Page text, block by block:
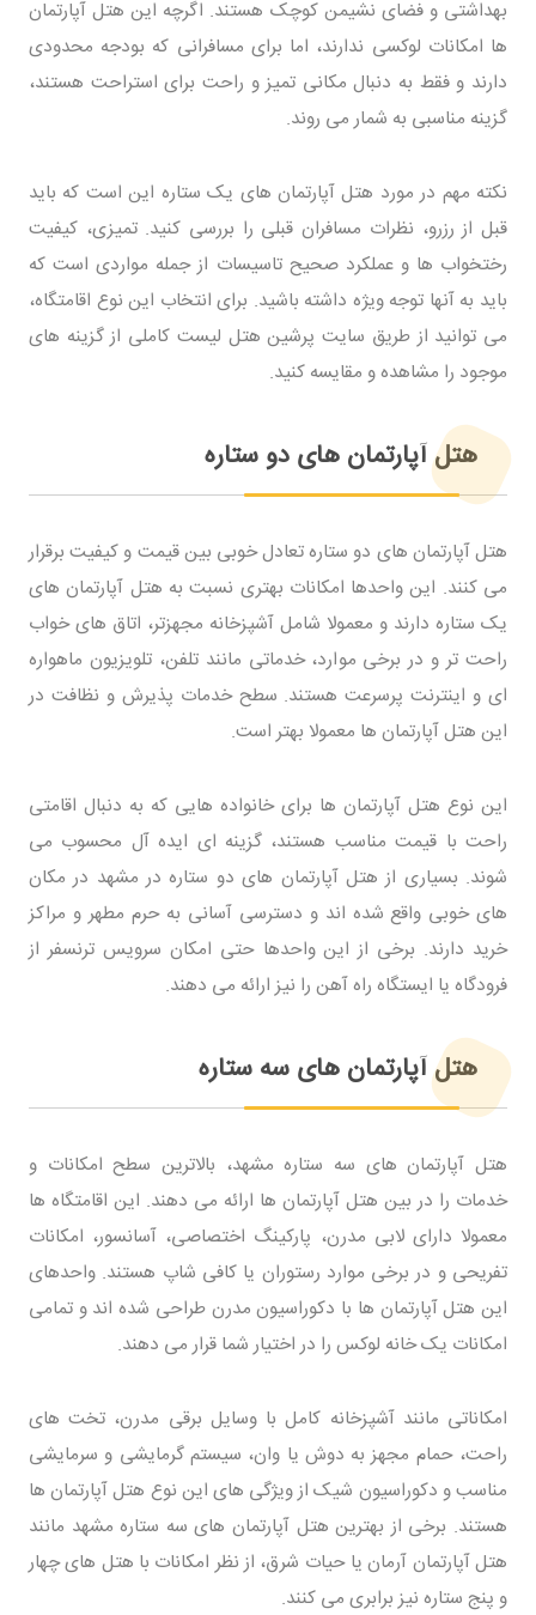
بهداشتی و فضای نشیمن کوچک هستند. اگرچه این هتل آپارتمان
ها امکانات لوکسی ندارند، اما برای مسافرانی که بودجه محدودی
دارند و فقط به دنبال مکانی تمیز و راحت برای استراحت هستند،
گزینه مناسبی به شمار می روند.
نکته مهم در مورد هتل آپارتمان های یک ستاره این است که باید
قبل از رزرو، نظرات مسافران قبلی را بررسی کنید. تمیزی، کیفیت
رختخواب ها و عملکرد صحیح تاسیسات از جمله مواردی است که
باید به آنها توجه ویژه داشته باشید. برای انتخاب این نوع اقامتگاه،
می توانید از طریق سایت پرشین هتل لیست کاملی از گزینه های
موجود را مشاهده و مقایسه کنید.
هتل آپارتمان های دو ستاره
هتل آپارتمان های دو ستاره تعادل خوبی بین قیمت و کیفیت برقرار
می کنند. این واحدها امکانات بهتری نسبت به هتل آپارتمان های
یک ستاره دارند و معمولا شامل آشپزخانه مجهزتر، اتاق های خواب
راحت تر و در برخی موارد، خدماتی مانند تلفن، تلویزیون ماهواره
ای و اینترنت پرسرعت هستند. سطح خدمات پذیرش و نظافت در
این هتل آپارتمان ها معمولا بهتر است.
این نوع هتل آپارتمان ها برای خانواده هایی که به دنبال اقامتی
راحت با قیمت مناسب هستند، گزینه ای ایده آل محسوب می
شوند. بسیاری از هتل آپارتمان های دو ستاره در مشهد در مکان
های خوبی واقع شده اند و دسترسی آسانی به حرم مطهر و مراکز
خرید دارند. برخی از این واحدها حتی امکان سرویس ترنسفر از
فرودگاه یا ایستگاه راه آهن را نیز ارائه می دهند.
هتل آپارتمان های سه ستاره
هتل آپارتمان های سه ستاره مشهد، بالاترین سطح امکانات و
خدمات را در بین هتل آپارتمان ها ارائه می دهند. این اقامتگاه ها
معمولا دارای لابی مدرن، پارکینگ اختصاصی، آسانسور، امکانات
تفریحی و در برخی موارد رستوران یا کافی شاپ هستند. واحدهای
این هتل آپارتمان ها با دکوراسیون مدرن طراحی شده اند و تمامی
امکانات یک خانه لوکس را در اختیار شما قرار می دهند.
امکاناتی مانند آشپزخانه کامل با وسایل برقی مدرن، تخت های
راحت، حمام مجهز به دوش یا وان، سیستم گرمایشی و سرمایشی
مناسب و دکوراسیون شیک از ویژگی های این نوع هتل آپارتمان ها
هستند. برخی از بهترین هتل آپارتمان های سه ستاره مشهد مانند
هتل آپارتمان آرمان یا حیات شرق، از نظر امکانات با هتل های چهار
و پنج ستاره نیز برابری می کنند.